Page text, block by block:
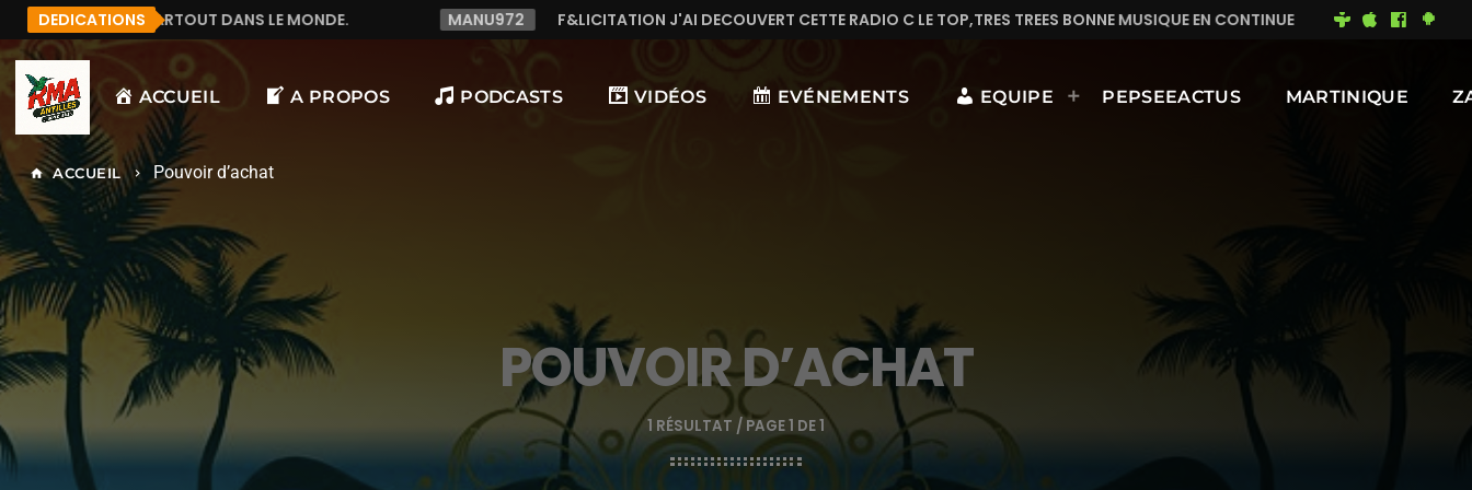
DEDICATIONS
LE MONDE. MANU972 F&LICITATION J'AI DECOUVERT CETTE RADIO C LE TOP,TRES TREES BONNE MUSIQUE EN CONTINUE MIMI DU 93 BONNE JOURNÉE
ACCUEIL A PROPOS PODCASTS VIDÉOS EVÉNEMENTS EQUIPE PEPSEEACTUS MARTINIQUE
home ACCUEIL keyboard_arrow_right Pouvoir d’achat
POUVOIR D’ACHAT
1 RÉSULTAT / PAGE 1 DE 1